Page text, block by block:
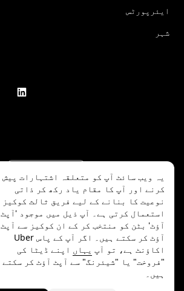
ایئرپورٹس
شہر
©
2026
.Uber Technologies Inc
یہ ویب سائٹ آپ کو متعلقہ اشتہارات پیش
کرنے اور آپ کا مقام یاد رکھ کر ذاتی
نوعیت کا بنانے کے لیے فریق ثالث کوکیز
استعمال کرتی ہے۔ آپ ذیل میں موجود 'آپٹ
آؤٹ' بٹن کو منتخب کر کے ان کوکیز سے آپٹ
آؤٹ کر سکتے ہیں۔ اگر آپ کے پاس Uber
اکاؤنٹ ہے، تو آپ یہاں اپنے ڈیٹا کی
"فروخت" یا "شیئرنگ" سے آپٹ آؤٹ کر سکتے
ہیں۔